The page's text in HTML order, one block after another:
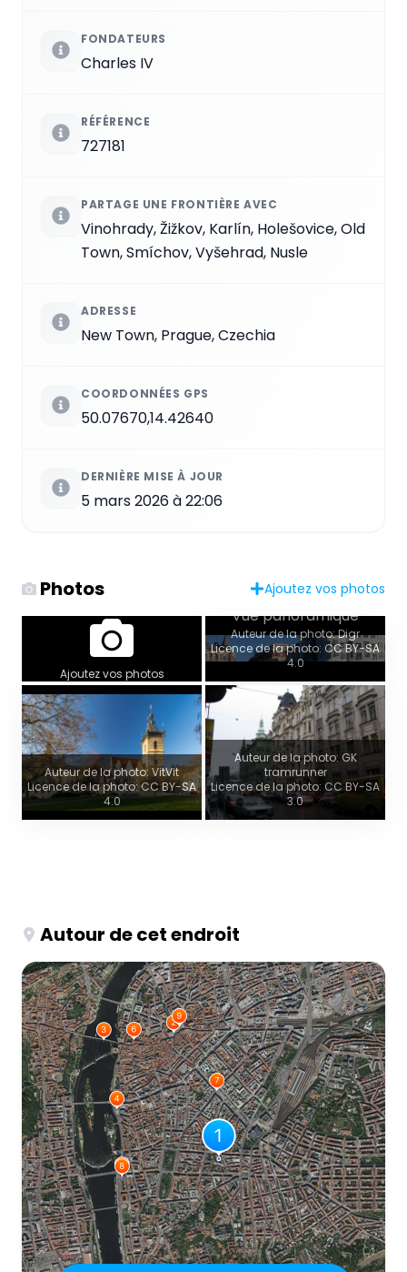
FONDATEURS
Charles IV
RÉFÉRENCE
727181
PARTAGE UNE FRONTIÈRE AVEC
Vinohrady, Žižkov, Karlín, Holešovice, Old
Town, Smíchov, Vyšehrad, Nusle
ADRESSE
New Town, Prague, Czechia
COORDONNÉES GPS
50.07670,14.42640
DERNIÈRE MISE À JOUR
5 mars 2026 à 22:06
Photos Ajoutez vos photos
Ajoutez vos photos
Vue panoramique
Auteur de la photo: Digr
Licence de la photo: CC BY-SA
4.0
Auteur de la photo: VitVit
Licence de la photo: CC BY-SA
4.0
Auteur de la photo: GK
tramrunner
Licence de la photo: CC BY-SA
3.0
Autour de cet endroit